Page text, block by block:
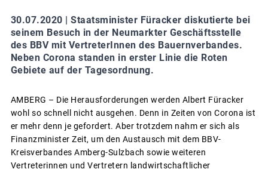
30.07.2020 | Staatsminister Füracker diskutierte bei
seinem Besuch in der Neumarkter Geschäftsstelle
des BBV mit VertreterInnen des Bauernverbandes.
Neben Corona standen in erster Linie die Roten
Gebiete auf der Tagesordnung.
AMBERG – Die Herausforderungen werden Albert Füracker
wohl so schnell nicht ausgehen. Denn in Zeiten von Corona ist
er mehr denn je gefordert. Aber trotzdem nahm er sich als
Finanzminister Zeit, um den Austausch mit dem BBV-
Kreisverbandes Amberg-Sulzbach sowie weiteren
Vertreterinnen und Vertretern landwirtschaftlicher